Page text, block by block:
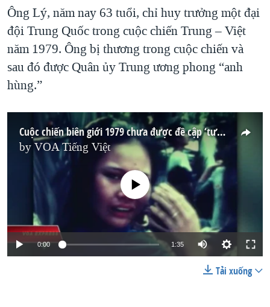
Ông Lý, năm nay 63 tuổi, chỉ huy trưởng một đại
đội Trung Quốc trong cuộc chiến Trung – Việt
năm 1979. Ông bị thương trong cuộc chiến và
sau đó được Quân ủy Trung ương phong “anh
hùng.”
Cuộc chiến biên giới 1979 chưa được đề cập ‘tương xứng’
by VOA Tiếng Việt
No media source currently available
0:00 1:35
Tải xuống